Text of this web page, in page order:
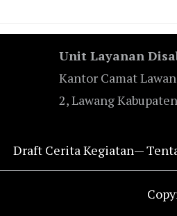
Unit Layanan
Kantor Camat
2, Lawang
Draft Cerita Kegiatan—